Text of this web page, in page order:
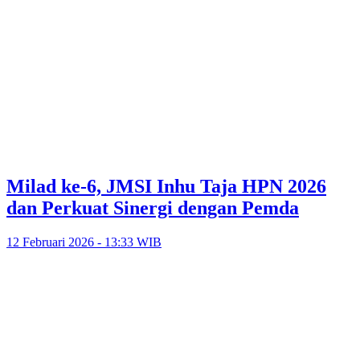
Milad ke-6, JMSI Inhu Taja HPN 2026
dan Perkuat Sinergi dengan Pemda
12 Februari 2026 - 13:33 WIB